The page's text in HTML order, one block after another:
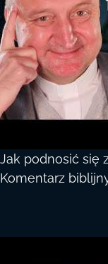
Jak podnosić się
Komentarz